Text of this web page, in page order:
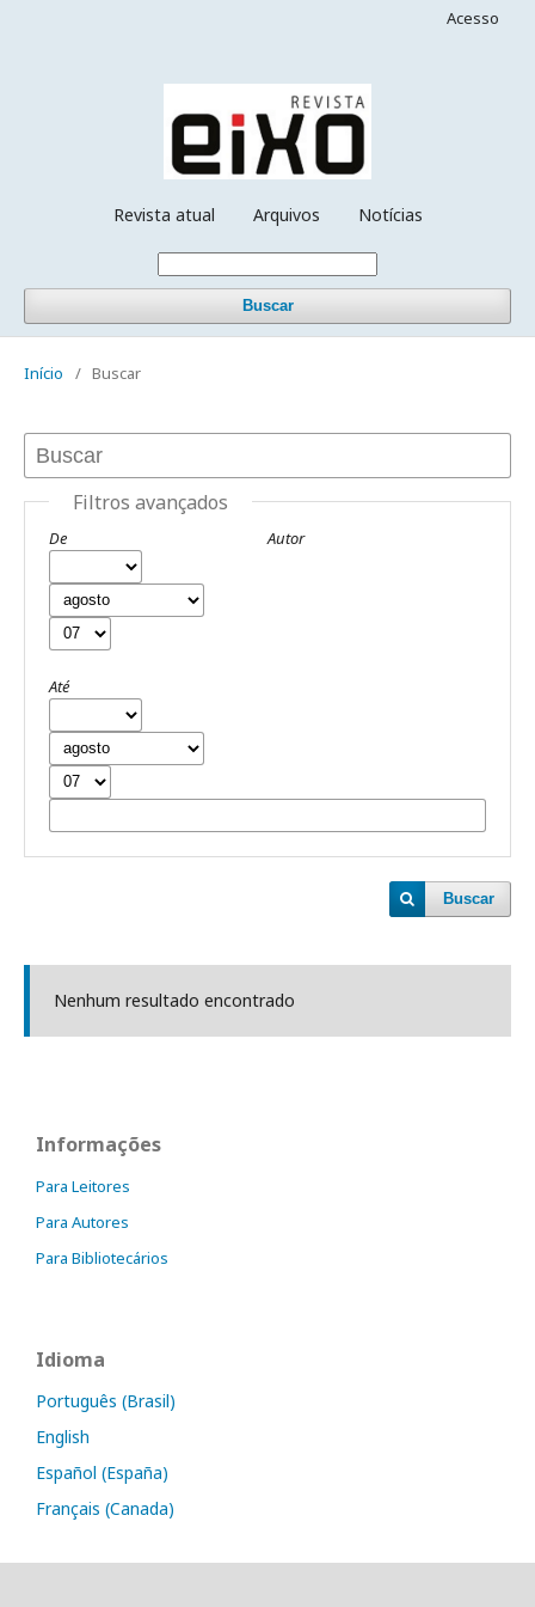
Revista atual Arquivos Notícias
Buscar
Acesso
Início / Buscar
Filtros avançados
De
Até
Autor
Buscar
Nenhum resultado encontrado
Informações
Para Leitores
Para Autores
Para Bibliotecários
Idioma
Português (Brasil)
English
Español (España)
Français (Canada)